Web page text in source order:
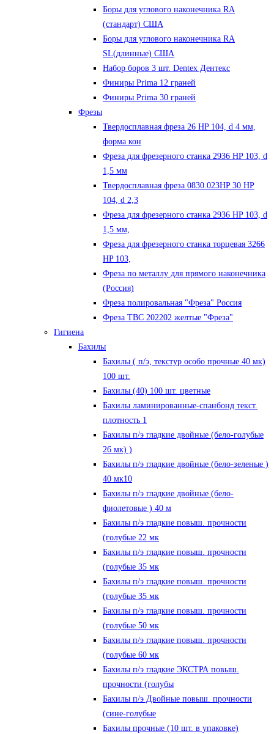
Боры для углового наконечника RA
(стандарт) США
Боры для углового наконечника RA
SL(длинные) CША
Набор боров 3 шт. Dentex Дентекс
Финиры Prima 12 граней
Финиры Prima 30 граней
Фрезы
Твердосплавная фреза 26 HP 104, d 4 мм,
форма кон
Фреза для фрезерного станка 2936 HP 103, d
1,5 мм
Твердосплавная фреза 0830.023HP 30 HP
104, d 2,3
Фреза для фрезерного станка 2936 HP 103, d
1,5 мм,
Фреза для фрезерного станка торцевая 3266
HP 103,
Фреза по металлу для прямого наконечника
(Россия)
Фреза полировальная "Фреза" Россия
Фреза ТВС 202202 желтые "Фреза"
Гигиена
Бахилы
Бахилы ( п/э, текстур особо прочные 40 мк)
100 шт.
Бахилы (40) 100 шт. цветные
Бахилы ламинированные-спанбонд текст.
плотность 1
Бахилы п/э гладкие двойные (бело-голубые
26 мк) )
Бахилы п/э гладкие двойные (бело-зеленые )
40 мк10
Бахилы п/э гладкие двойные (бело-
фиолетовые ) 40 м
Бахилы п/э гладкие повыш. прочности
(голубые 22 мк
Бахилы п/э гладкие повыш. прочности
(голубые 35 мк
Бахилы п/э гладкие повыш. прочности
(голубые 35 мк
Бахилы п/э гладкие повыш. прочности
(голубые 50 мк
Бахилы п/э гладкие повыш. прочности
(голубые 60 мк
Бахилы п/э гладкие ЭКСТРА повыш.
прочности (голубы
Бахилы п/э Двойные повыш. прочности
(сине-голубые
Бахилы прочные (10 шт. в упаковке)